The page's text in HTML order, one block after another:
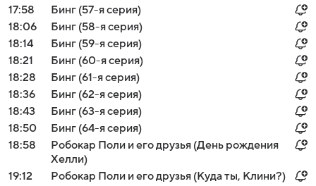
17:58
Бинг (57-я серия)
18:06
Бинг (58-я серия)
18:14
Бинг (59-я серия)
18:21
Бинг (60-я серия)
18:28
Бинг (61-я серия)
18:36
Бинг (62-я серия)
18:43
Бинг (63-я серия)
18:50
Бинг (64-я серия)
18:58
Робокар Поли и его друзья (День рождения
Хелли)
19:12
Робокар Поли и его друзья (Куда ты, Клини?)